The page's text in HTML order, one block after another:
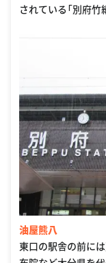
されている「別府竹
油屋熊八
東口の駅舎の前に